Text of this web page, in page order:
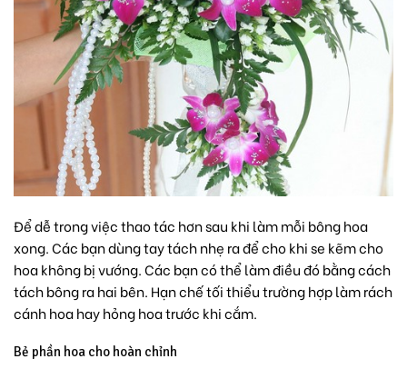
Để dễ trong việc thao tác hơn sau khi làm mỗi bông hoa
xong. Các bạn dùng tay tách nhẹ ra để cho khi se kẽm cho
hoa không bị vướng. Các bạn có thể làm điều đó bằng cách
tách bông ra hai bên. Hạn chế tối thiểu trường hợp làm rách
cánh hoa hay hỏng hoa trước khi cắm.
Bẻ phần hoa cho hoàn chỉnh